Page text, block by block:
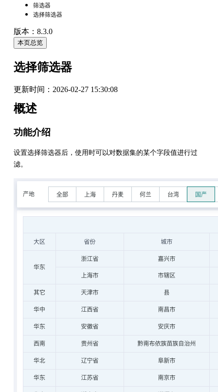
筛选器
选择筛选器
版本：8.3.0
本页总览
选择筛选器
更新时间： 2026-02-27 15:30:08
概述
功能介绍
设置选择筛选器后，使用时可以对数据集的某个字段值进行过
滤。